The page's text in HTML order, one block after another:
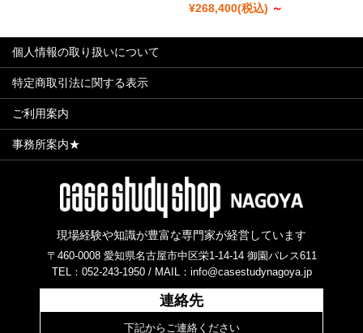
¥268,400(税込) ～
個人情報の取り扱いについて
特定商取引法に関する表示
ご利用案内
事務所案内★
現場経験や知識が豊富な専門家が経営しています
〒460-0008 愛知県名古屋市中区栄1-14-14 御園パレス611
TEL：052-243-1950 / MAIL：info@casestudynagoya.jp
連絡先
下記からご連絡ください